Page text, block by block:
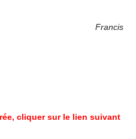
cliquer sur le lien suivant